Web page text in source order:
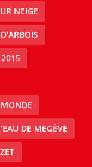
NEIGE
2015
DE MEGÈVE